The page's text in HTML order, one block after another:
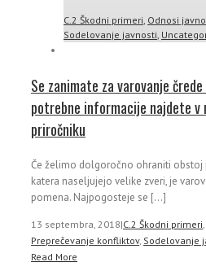
C.2 Škodni primeri Odnosi
Sodelovanje javnosti
Se zanimate za varovanje
potrebne informacije najdete v
priročniku
Če želimo dolgoročno ohraniti obstoj
katera naseljujejo velike zveri, je
pomena. Najpogosteje se [...]
13 septembra, 2018|C.2 Škodni primeri
Preprečevanje konfliktov, Sodelovanje
Read More